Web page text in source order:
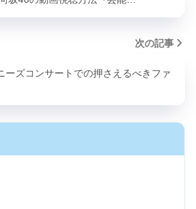
次の記事
ーズコンサートでの押さえるべきファ